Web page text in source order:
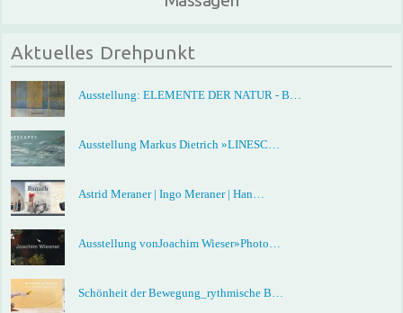
Aktuelles Drehpunkt
Ausstellung: ELEMENTE DER NATUR - B…
Ausstellung Markus Dietrich »LINESC…
Astrid Meraner | Ingo Meraner | Han…
Ausstellung vonJoachim Wieser»Photo…
Schönheit der Bewegung_rythmische B…